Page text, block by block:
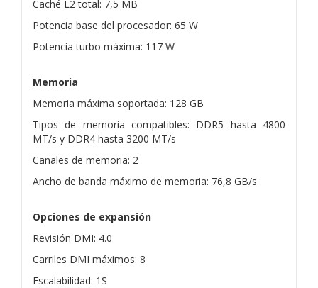
Caché L2 total: 7,5 MB
Potencia base del procesador: 65 W
Potencia turbo máxima: 117 W
Memoria
Memoria máxima soportada: 128 GB
Tipos de memoria compatibles: DDR5 hasta 4800
MT/s y DDR4 hasta 3200 MT/s
Canales de memoria: 2
Ancho de banda máximo de memoria: 76,8 GB/s
Opciones de expansión
Revisión DMI: 4.0
Carriles DMI máximos: 8
Escalabilidad: 1S